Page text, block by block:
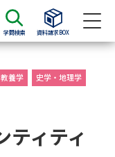
学問検索 資料請求BOX
資料検索
養学
史学・地理学
ティティ